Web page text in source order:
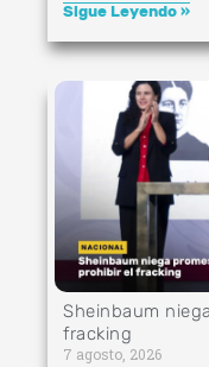
Sigue Leyendo »
Sheinbaum
fracking
7 agosto, 2026